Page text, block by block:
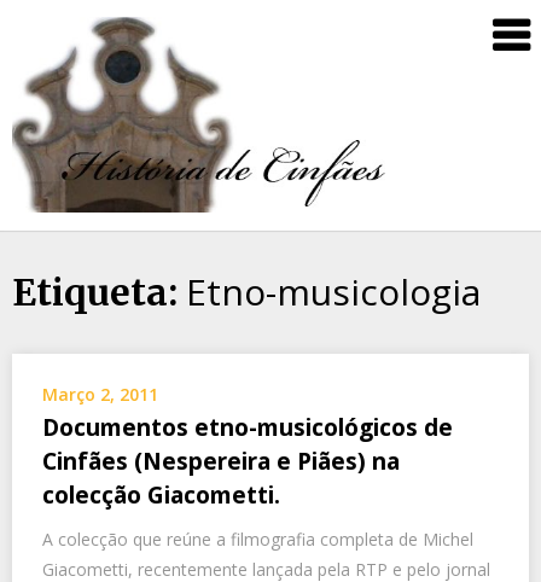
Etiqueta: Etno-musicologia
Março 2, 2011
Documentos etno-musicológicos de
Cinfães (Nespereira e Piães) na
colecção Giacometti.
A colecção que reúne a filmografia completa de Michel
Giacometti, recentemente lançada pela RTP e pelo jornal